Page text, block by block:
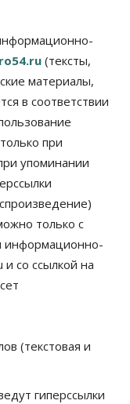
(тексты,
материалы,
в соответствии
при
упоминании
только с
информационно-
и со ссылкой на
(текстовая и
гиперссылки